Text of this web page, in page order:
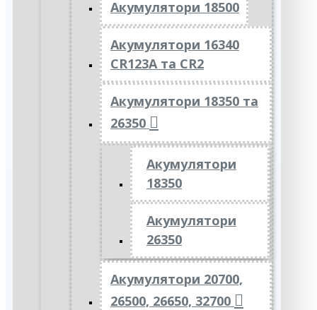
Акумулятори 18500
Акумулятори 16340
CR123A та CR2
Акумулятори 18350 та
26350
Акумулятори
18350
Акумулятори
26350
Акумулятори 20700,
26500, 26650, 32700